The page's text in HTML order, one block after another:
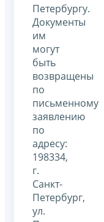
Петербургу.
Документы
им
могут
быть
возвращены
по
письменному
заявлению
по
адресу:
198334,
г.
Санкт-
Петербург,
ул.